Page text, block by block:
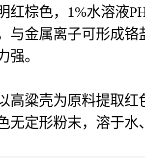
红棕色，1%水溶液
与金属离子可形成
强。
高粱壳为原料提取红
无定形粉末，溶于